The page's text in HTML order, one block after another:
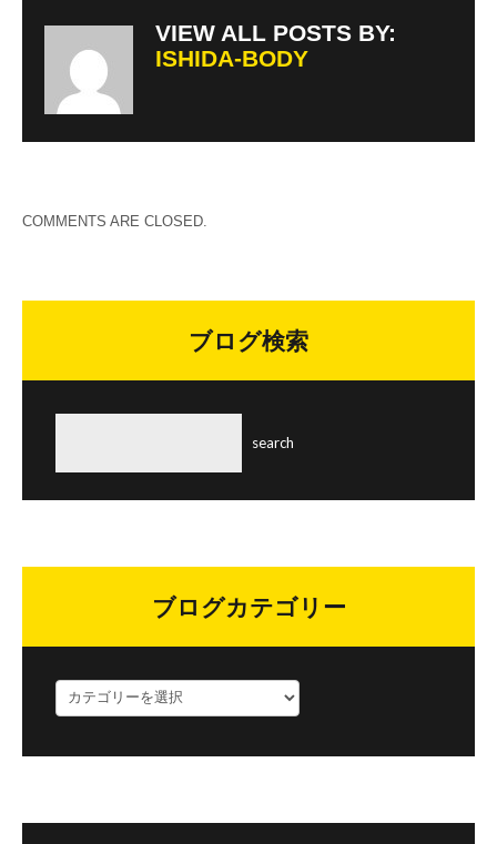
VIEW ALL POSTS BY:
ISHIDA-BODY
COMMENTS ARE CLOSED.
ブログ検索
ブログカテゴリー
ロ